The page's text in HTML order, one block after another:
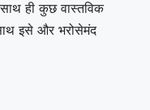
ही कुछ वास्तविक
इसे और भरोसेमंद